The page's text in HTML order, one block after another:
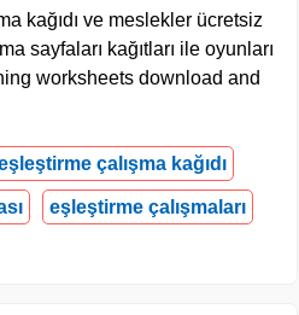
kağıdı ve meslekler ücretsiz
sayfaları kağıtları ile oyunları
worksheets download and
çalışma kağıdı
eşleştirme çalışmaları